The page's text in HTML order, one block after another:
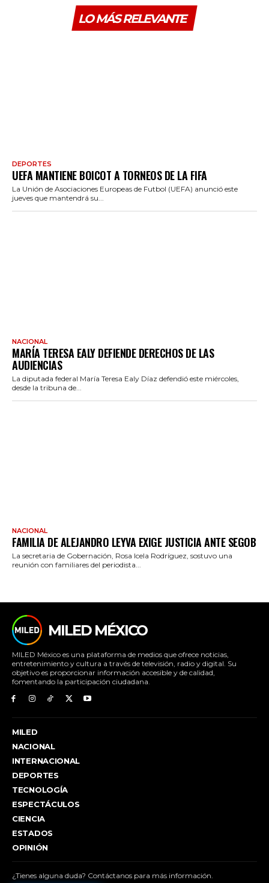
LO MÁS RELEVANTE
DEPORTES
UEFA MANTIENE BOICOT A TORNEOS DE LA FIFA
La Unión de Asociaciones Europeas de Futbol (UEFA) anunció este
jueves que mantendrá su...
NACIONAL
MARÍA TERESA EALY DEFIENDE DERECHOS DE LAS
AUDIENCIAS
La diputada federal María Teresa Ealy Díaz defendió este miércoles,
desde la tribuna de...
NACIONAL
FAMILIA DE ALEJANDRO LEYVA EXIGE JUSTICIA ANTE SEGOB
La secretaria de Gobernación, Rosa Icela Rodríguez, sostuvo una
reunión con familiares del periodista...
MILED MÉXICO
MILED México es una plataforma de medios que ofrece noticias,
entretenimiento y cultura a través de televisión, radio y digital. Su
objetivo es proporcionar información accesible y de calidad,
fomentando la participación ciudadana.
MILED
NACIONAL
INTERNACIONAL
DEPORTES
TECNOLOGÍA
ESPECTÁCULOS
CIENCIA
ESTADOS
OPINIÓN
¿Tienes alguna duda? Contáctanos para más información.